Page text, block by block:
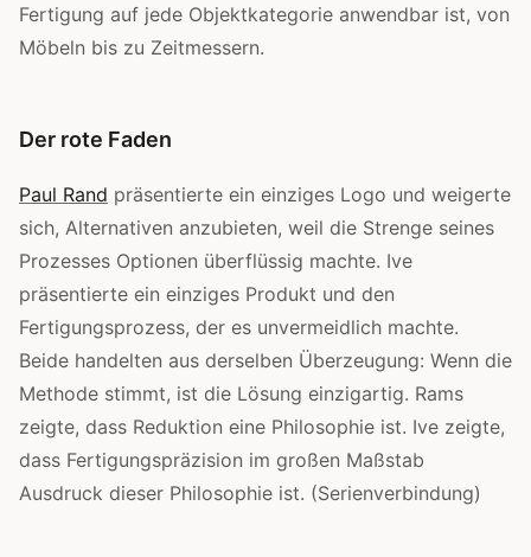
Fertigung auf jede Objektkategorie anwendbar ist, von
Möbeln bis zu Zeitmessern.
Der rote Faden
Paul Rand präsentierte ein einziges Logo und weigerte
sich, Alternativen anzubieten, weil die Strenge seines
Prozesses Optionen überflüssig machte. Ive
präsentierte ein einziges Produkt und den
Fertigungsprozess, der es unvermeidlich machte.
Beide handelten aus derselben Überzeugung: Wenn die
Methode stimmt, ist die Lösung einzigartig. Rams
zeigte, dass Reduktion eine Philosophie ist. Ive zeigte,
dass Fertigungspräzision im großen Maßstab
Ausdruck dieser Philosophie ist. (Serienverbindung)